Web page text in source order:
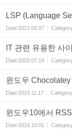
LSP (Language
Date2022.02.07
IT 관련 유용한 사
Date2020.07.19
윈도우
Date2019.11.17 Category
윈도우10에서
Date2019.10.01